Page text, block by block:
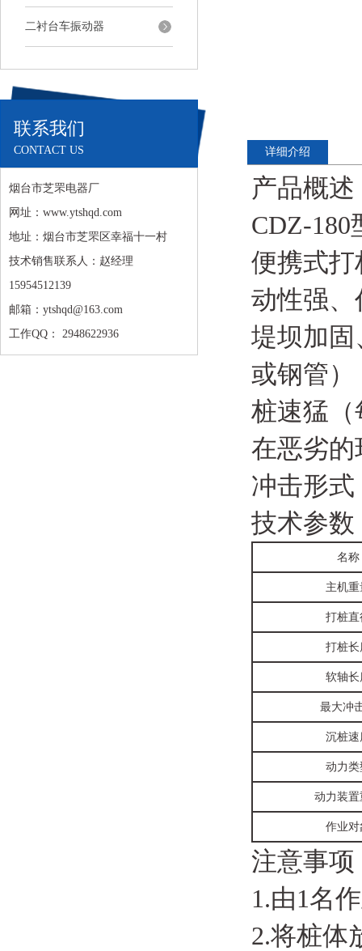
二衬台车振动器
联系我们
CONTACT US
烟台市芝罘电器厂
网址：www.ytshqd.com
地址：烟台市芝罘区幸福十一村
技术销售联系人：赵经理
15954512139
邮箱：ytshqd@163.com
工作QQ： 2948622936
详细介绍
产品概述
CDZ-
便携式
动性强、
堤坝加
或钢管
桩速猛（
在恶劣
冲击形
技术参数
名称
主机重
打桩直
打桩长
软轴长
最大冲
沉桩速
动力类
动力装置
作业对
注意事项
1.由1名
2.将桩体